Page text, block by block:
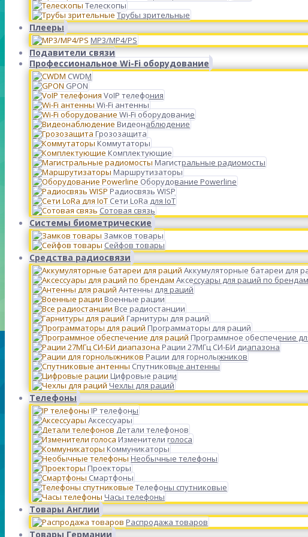
Телескопы
Трубы зрительные
Плееры
MP3/MP4/PS
Подавители связи
Профессиональное Wi-Fi оборудование
CWDM
GPON
VoIP телефония
Wi-Fi антенны
Wi-Fi оборудование
Видеонаблюдение
Грозозащита
Коммутаторы
Комплектующие
Магистральные радиомосты
Маршрутизаторы
Оборудование Powerline
Радиосвязь WISP
Сети LoRa для IoT
Сотовая связь
Системы биометрические
Замков товары
Сейфов товары
Средства радиосвязи
Аккумуляторные батареи для
Аксессуары для раций по брендам
Антенны для раций
Военные рации
Все радиостанции
Гарнитуры для раций
Программаторы для раций
Программное обеспечение
Рации 27МГц СИ-БИ диапазона
Рации для горнолыжников
Спутниковые антенны
Цифровые рации
Чехлы для раций
Телефоны
IP телефоны
Аксессуары
Детали телефонов
Изменители голоса
Коммуникаторы
Необычные телефоны
Проекторы
Смартфоны
Телефоны спутниковые
Часы телефоны
Товары Англии
Распродажа товаров
Товары Германии